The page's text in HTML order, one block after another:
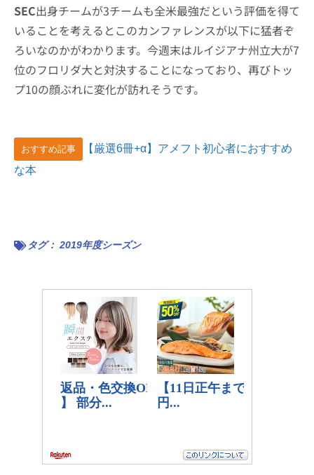
SEC出身チームが3チームも全米最強だという評価を得て
いることを考えるとこのカンファレンスが以下に猛者ぞ
ろいなのかがわかります。今週末はルイジアナ州立大が7
位のフロリダ大と対決することになっており、再びトッ
プ10の顔ぶれに変化が訪れそうです。
おすすめ記事
【厳選6冊+α】アメフト初心者におすすめ
な本
タグ： 2019年度シーズン